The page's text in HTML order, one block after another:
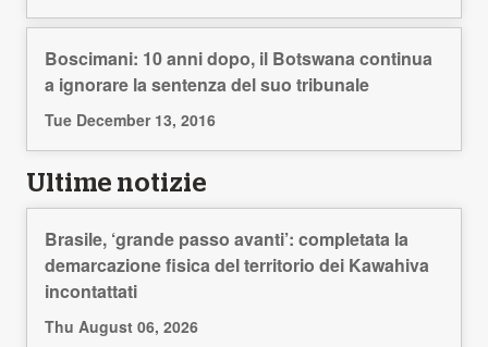
Boscimani: 10 anni dopo, il Botswana continua
a ignorare la sentenza del suo tribunale
Tue December 13, 2016
Ultime notizie
Brasile, ‘grande passo avanti’: completata la
demarcazione fisica del territorio dei Kawahiva
incontattati
Thu August 06, 2026